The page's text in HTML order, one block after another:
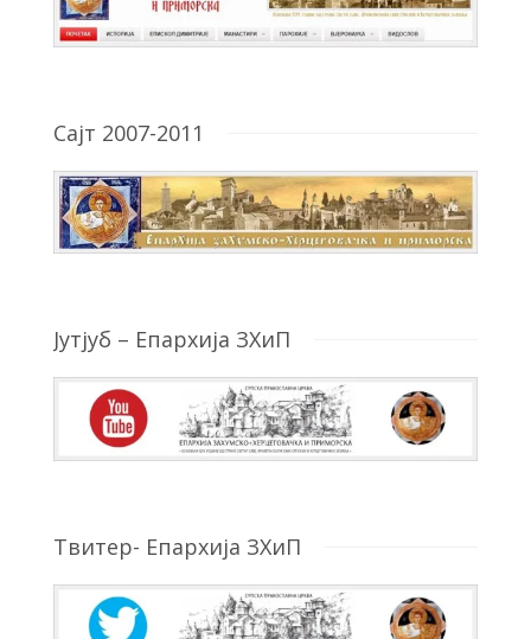
Сајт 2007-2011
Јутјуб – Епархија ЗХиП
Твитер- Епархија ЗХиП